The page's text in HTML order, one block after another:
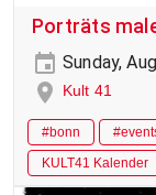
Porträts
Sunday,
Kult 41
#bonn
KULT41 Kalender